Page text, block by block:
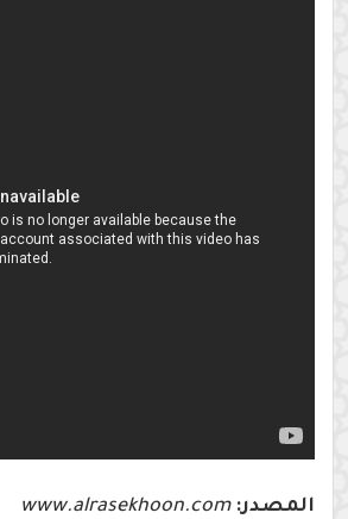
المصدر: www.alrasekhoon.com